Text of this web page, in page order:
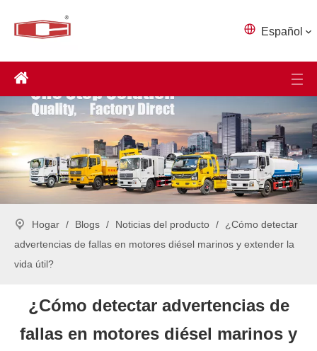
Español
Hogar / Blogs / Noticias del producto /
¿Cómo detectar
advertencias de fallas en motores diésel marinos y extender la
vida útil?
¿Cómo detectar advertencias de
fallas en motores diésel marinos y